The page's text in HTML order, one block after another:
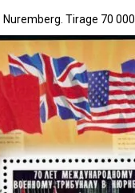
Nuremberg. Tirage 70 000